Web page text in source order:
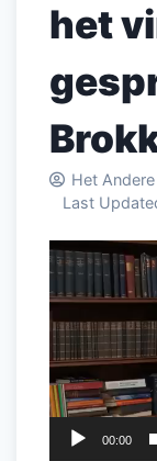
het
Het
Last
Videospeler
00:00